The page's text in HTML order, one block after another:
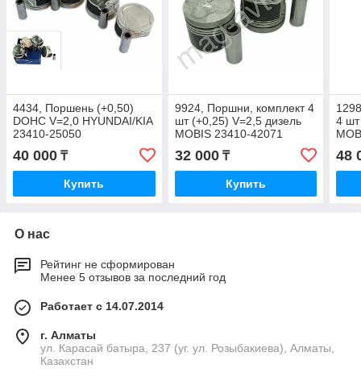
4434, Поршень (+0,50)
DOHC V=2,0 HYUNDAI/KIA
23410-25050
40 000 ₸
Купить
9924, Поршни, комплект 4
шт (+0,25) V=2,5 дизель
MOBIS 23410-42071
32 000₸
Купить
4
48
О нас
Рейтинг не сформирован
Менее 5 отзывов за последний год
Работает с 14.07.2014
г. Алматы
ул. Карасай батыра, 237 (уг. ул. Розыбакиева), Алматы,
Казахстан